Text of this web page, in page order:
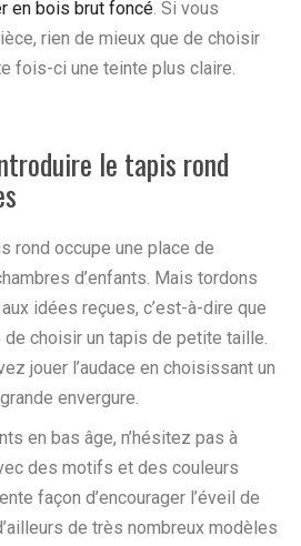
en bois brut foncé. Si vous
rien de mieux que de choisir
fois-ci une teinte plus claire.
le tapis rond
rond occupe une place de
d’enfants. Mais tordons
idées reçues, c’est-à-dire que
de choisir un tapis de petite taille.
jouer l’audace en choisissant un
envergure.
en bas âge, n’hésitez pas à
des motifs et des couleurs
façon d’encourager l’éveil de
de très nombreux modèles